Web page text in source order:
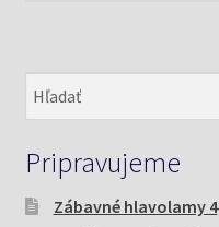
Pripravujeme
Zábavné hlavolamy 4